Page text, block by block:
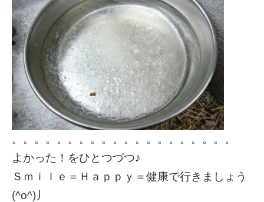
。。。。。。。。。。。。。。。。。。。。
よかった！をひとつづつ♪
Ｓｍｉｌｅ＝Ｈａｐｐｙ＝健康で行きましょう
(^o^)丿